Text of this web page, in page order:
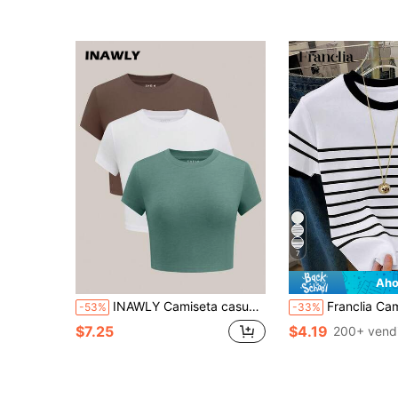
-53% INAWLY Camiseta casual de verano para mujer de cuello redondo y unicolor, versátil
$7.25
7
-33% Franclia Camiseta casual de mujer de cuello redondo
$4.19 200+